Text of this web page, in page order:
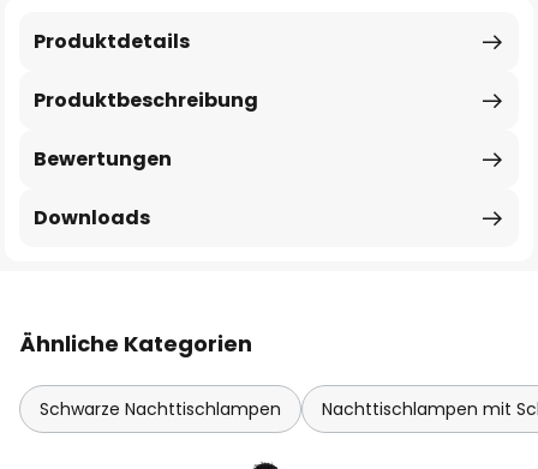
Produktbeschreibung
Produktdetails
Bewertungen
Downloads
Ähnliche Kategorien
Schwarze Nachttischlampen Nachttischlampen mit